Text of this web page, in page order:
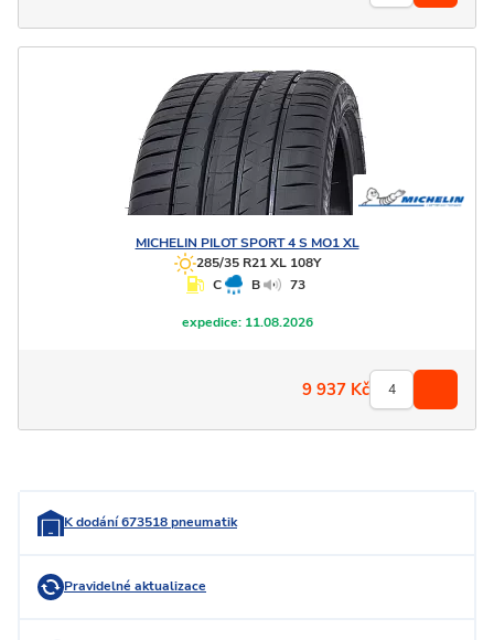
MICHELIN PILOT SPORT 4 S MO1 XL
285/35 R21 XL 108Y
C
B 73
expedice:11.08.2026
9 937 Kč
K dodání 673518 pneumatik
Pravidelné aktualizace